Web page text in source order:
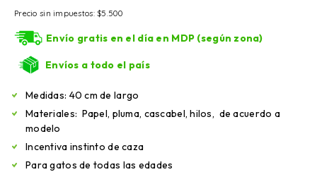
Precio sin impuestos:$5.500
Envío gratis en el día en MDP (según zona)
Envíos a todo el país
Medidas: 40 cm de largo
Materiales: Papel, pluma, cascabel, hilos, de acuerdo a
modelo
Incentiva instinto de caza
Para gatos de todas las edades